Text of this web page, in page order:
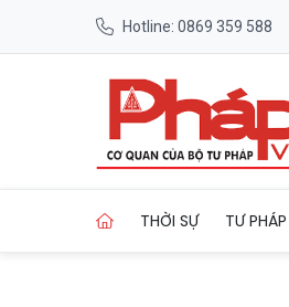
Hotline: 0869 359 588
THỜI SỰ TƯ PHÁP